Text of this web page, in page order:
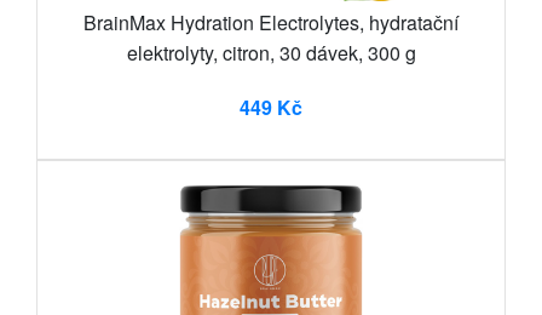
BrainMax Hydration Electrolytes, hydratační
elektrolyty, citron, 30 dávek, 300 g
449 Kč